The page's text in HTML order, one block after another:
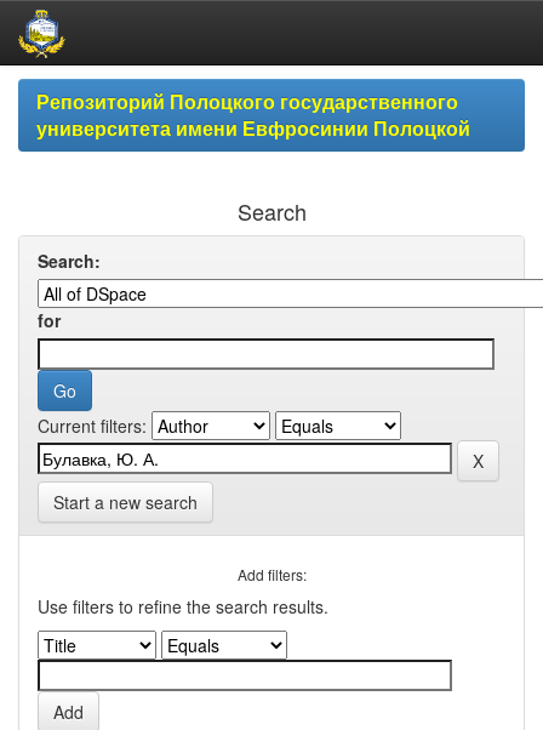
Skip
navigationРепозиторий Полоцкого государственного
университета имени Евфросинии Полоцкой
Search
Search:
for
Current filters:
Start a new search
Add filters:
Use filters to refine the search results.